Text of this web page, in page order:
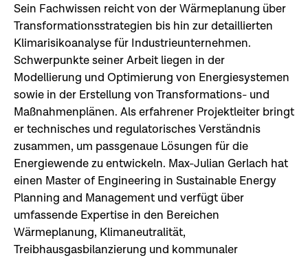
Sein Fachwissen reicht von der Wärmeplanung über
Transformationsstrategien bis hin zur detaillierten
Klimarisikoanalyse für Industrieunternehmen.
Schwerpunkte seiner Arbeit liegen in der
Modellierung und Optimierung von Energiesystemen
sowie in der Erstellung von Transformations- und
Maßnahmenplänen. Als erfahrener Projektleiter bringt
er technisches und regulatorisches Verständnis
zusammen, um passgenaue Lösungen für die
Energiewende zu entwickeln. Max-Julian Gerlach hat
einen Master of Engineering in Sustainable Energy
Planning and Management und verfügt über
umfassende Expertise in den Bereichen
Wärmeplanung, Klimaneutralität,
Treibhausgasbilanzierung und kommunaler